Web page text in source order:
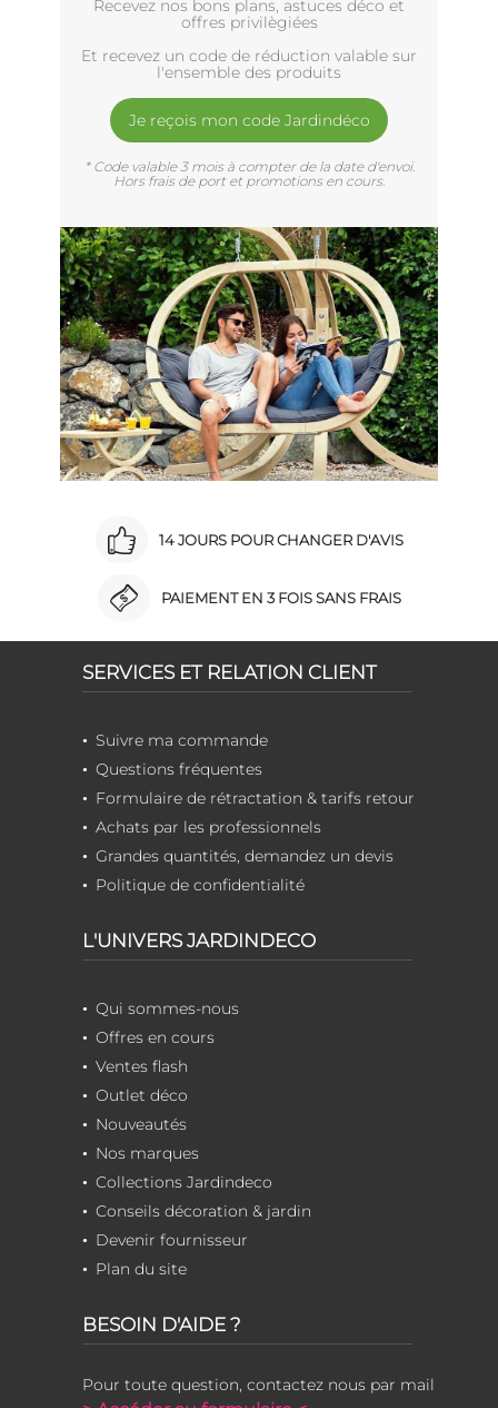
Recevez nos bons plans, astuces déco et
offres privilègiées
Et recevez un code de réduction valable sur
l'ensemble des produits
Je reçois mon code Jardindéco
* Code valable 3 mois à compter de la date d'envoi.
Hors frais de port et promotions en cours.
14 JOURS POUR CHANGER D'AVIS
PAIEMENT EN 3 FOIS SANS FRAIS
SERVICES ET RELATION CLIENT
Suivre ma commande
Questions fréquentes
Formulaire de rétractation & tarifs retour
Achats par les professionnels
Grandes quantités, demandez un devis
Politique de confidentialité
L'UNIVERS JARDINDECO
Qui sommes-nous
Offres en cours
Ventes flash
Outlet déco
Nouveautés
Nos marques
Collections Jardindeco
Conseils décoration & jardin
Devenir fournisseur
Plan du site
BESOIN D'AIDE ?
Pour toute question, contactez nous par mail